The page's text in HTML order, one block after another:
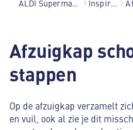
ALDI Supermarkten Inspiratie
Afzuigkap
stappen
Op de afzuigkap verzamelt
en vuil, ook al zie je dit